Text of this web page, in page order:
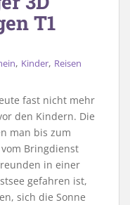
T1
, Kinder, Reisen
fast nicht mehr
den Kindern. Die
man bis zum
Bringdienst
in einer
gefahren ist,
sich die Sonne